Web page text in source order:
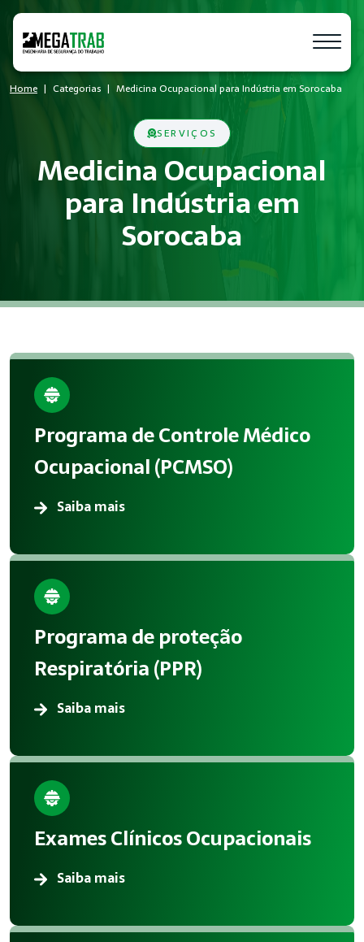
Home Categorias Medicina Ocupacional para Indústria em Sorocaba
SERVIÇOS
Medicina Ocupacional
para Indústria em
Sorocaba
O que é Medicina Ocupacional?
Empresas de todos os portes que possuem empregados
Benefícios da implementação
A aplicação correta de Medicina Ocupacional reduz
Atendimento em Sorocaba
A Megatrab atua oferecendo consultoria especializada em
Programa de Controle Médico
Ocupacional (PCMSO)
Saiba mais
Programa de proteção
Respiratória (PPR)
Saiba mais
Exames Clínicos Ocupacionais
Saiba mais